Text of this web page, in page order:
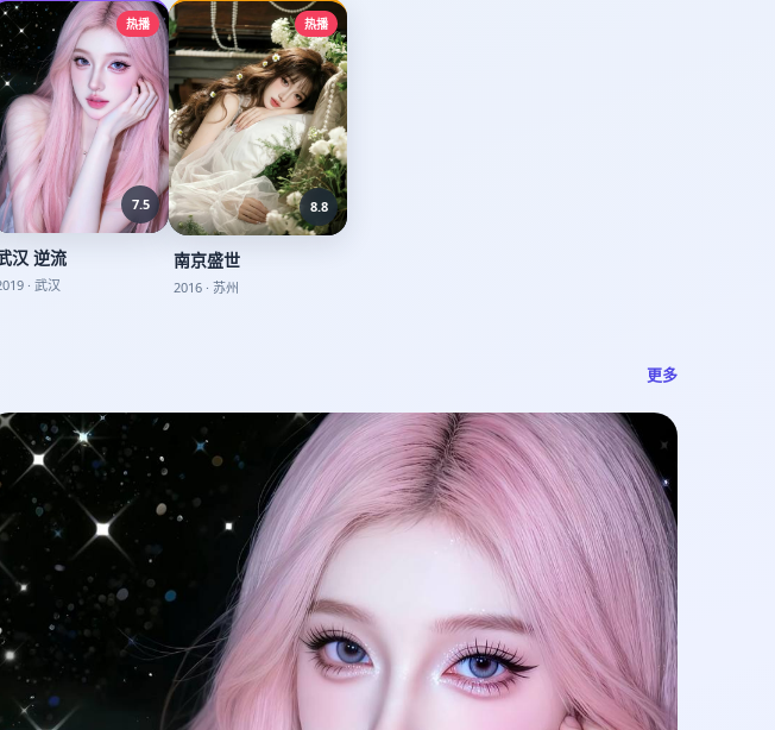
热播
7.5
汉 逆流
· 武汉
热播
8.8
南京盛世
2016 · 苏州
更多